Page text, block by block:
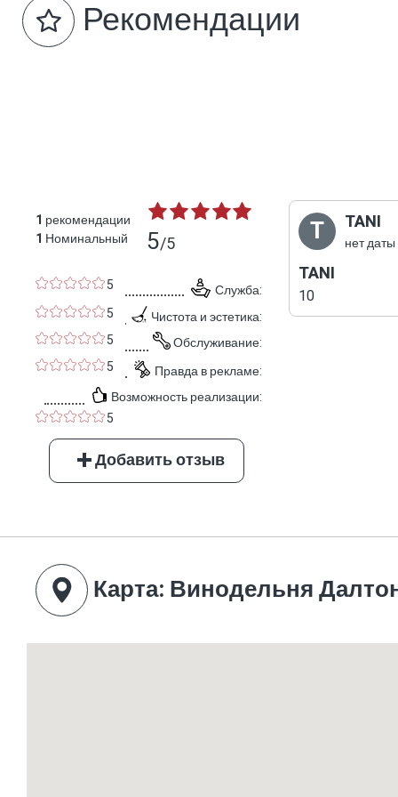
Рекомендации
T TANI
нет даты
TANI
10
1 рекомендации
1 Номинальный 5/5
Служба:
5
Чистота и эстетика:
5
Обслуживание:
5
Правда в рекламе:
5
Возможность реализации:
5
Добавить отзыв
Карта: Винодельня